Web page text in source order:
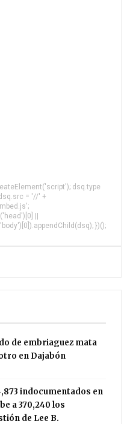
dsq.type
= '//' +
||
})();
de embriaguez mata
en Dajabón
indocumentados en
a 370,240 los
de Lee B.